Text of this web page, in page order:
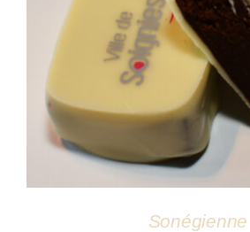
DÉTAILS
Sonégienne